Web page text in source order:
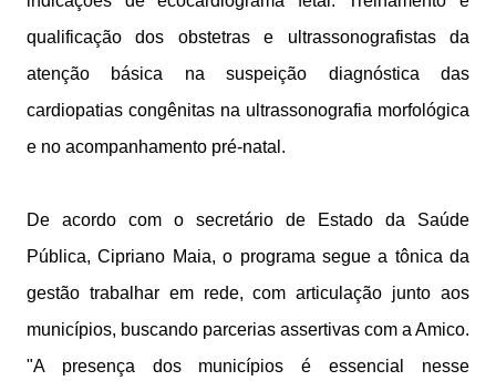
qualificação dos obstetras e ultrassonografistas da
atenção básica na suspeição diagnóstica das
cardiopatias congênitas na ultrassonografia morfológica
e no acompanhamento pré-natal.
De acordo com o secretário de Estado da Saúde
Pública, Cipriano Maia, o programa segue a tônica da
gestão trabalhar em rede, com articulação junto aos
municípios, buscando parcerias assertivas com a Amico.
"A presença dos municípios é essencial nesse